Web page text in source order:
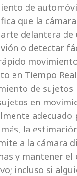
de
que la
delantera de
o detectar
en Tiempo
de sujetos
en
la
a la cámara
y mantener el
incluso si